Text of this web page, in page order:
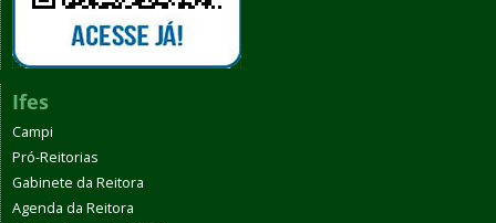
Ifes
Campi
Pró-Reitorias
Gabinete da Reitora
Agenda da Reitora